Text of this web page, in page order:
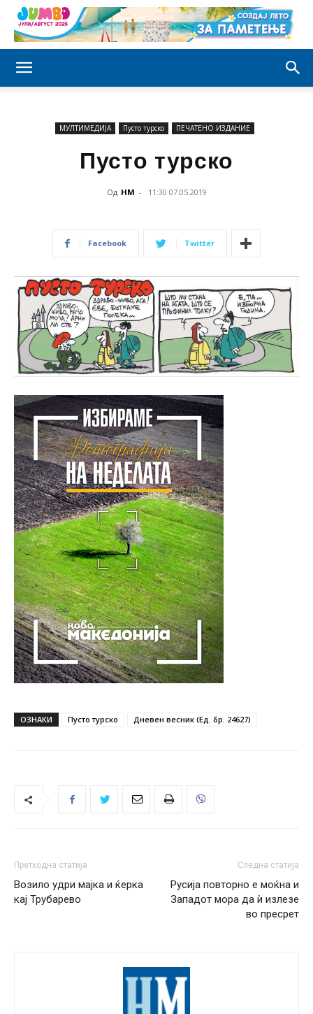
МУЛТИМЕДИЈА Пусто турско ПЕЧАТЕНО ИЗДАНИЕ
Пусто турско
Од НМ - 11:30 07.05.2019
Facebook Twitter
ОЗНАКИ Пусто турско Дневен весник (Ед. бр. 24627)
Претходна статија
Возило удри мајка и ќерка
кај Трубарево
Следна статија
Русија повторно е моќна и
Западот мора да ѝ излезе
во пресрет